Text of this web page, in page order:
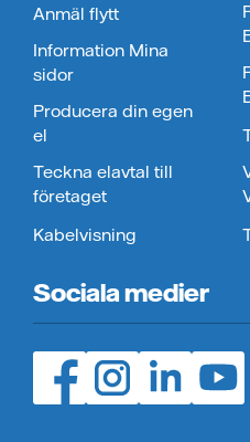
Anmäl flytt
Information Mina
sidor
Producera din egen
el
Teckna elavtal till
företaget
Kabelvisning
Sociala medier
Facebook (öppnas i
Instagram